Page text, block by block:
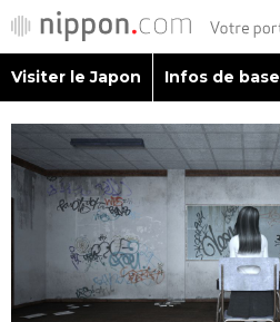
Visiter le Japon
Infos de base
Visiter le Japon Infos de base